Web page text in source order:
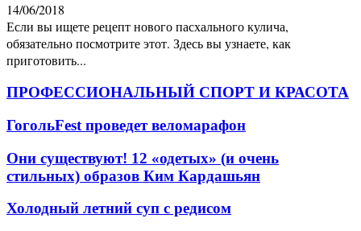
14/06/2018
Если вы ищете рецепт нового пасхального кулича,
обязательно посмотрите этот. Здесь вы узнаете, как
приготовить...
ПРОФЕССИОНАЛЬНЫЙ СПОРТ И КРАСОТА
ГогольFest проведет веломарафон
Они существуют! 12 «одетых» (и очень
стильных) образов Ким Кардашьян
Холодный летний суп с редисом